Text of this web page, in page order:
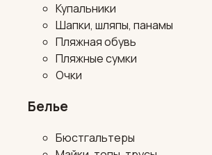
Купальники
Шапки, шляпы, панамы
Пляжная обувь
Пляжные сумки
Очки
Белье
Бюстгальтеры